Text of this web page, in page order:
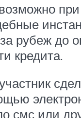
при
рубеж до
кредита.
смс или